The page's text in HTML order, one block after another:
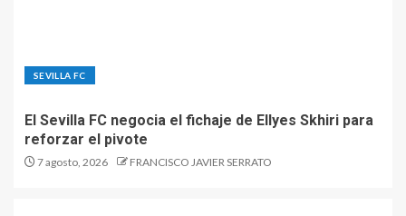
SEVILLA FC
El Sevilla FC negocia el fichaje de Ellyes Skhiri para
reforzar el pivote
7 agosto, 2026 FRANCISCO JAVIER SERRATO